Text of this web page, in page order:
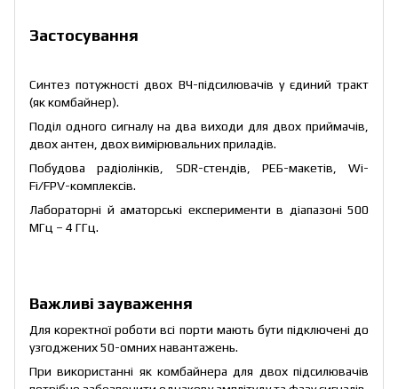
Застосування
Синтез потужності двох ВЧ-підсилювачів у єдиний тракт
(як комбайнер).
Поділ одного сигналу на два виходи для двох приймачів,
двох антен, двох вимірювальних приладів.
Побудова радіолінків, SDR-стендів, РЕБ-макетів, Wi-
Fi/FPV-комплексів.
Лабораторні й аматорські експерименти в діапазоні 500
МГц – 4 ГГц.
Важливі зауваження
Для коректної роботи всі порти мають бути підключені до
узгоджених 50-омних навантажень.
При використанні як комбайнера для двох підсилювачів